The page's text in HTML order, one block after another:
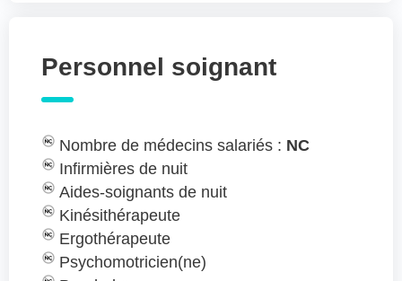
Personnel soignant
Nombre de médecins salariés : NC
Infirmières de nuit
Aides-soignants de nuit
Kinésithérapeute
Ergothérapeute
Psychomotricien(ne)